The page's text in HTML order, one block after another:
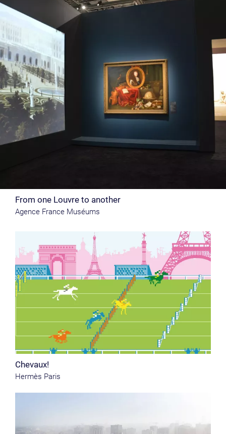
From one Louvre to another
Agence France Muséums
Chevaux!
Hermès Paris